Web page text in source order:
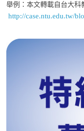
舉例：本文轉載自台大科
http://case.ntu.edu.tw/